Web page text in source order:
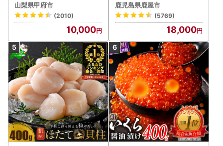
〈2026年度配送分〉山梨
県産 シャインマスカット 2
～3房（1.0kg以上）シャイ
ン フルーツ FN-Limited-S
P
山梨県甲府市
(2010)
10,000
） KN007-004-04-cp18
うなぎ 鰻 魚 惣菜 総菜
鹿児島県鹿屋市
(5769)
18,000